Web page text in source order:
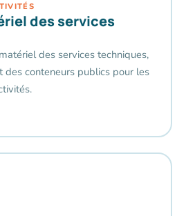
des services
des services techniques,
des conteneurs publics pour les